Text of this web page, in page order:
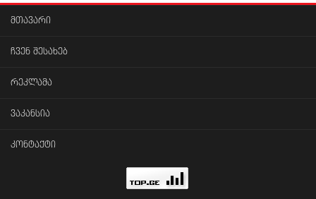
მთავარი
ჩვენ შესახებ
რეკლამა
ვაკანსია
კონტაქტი